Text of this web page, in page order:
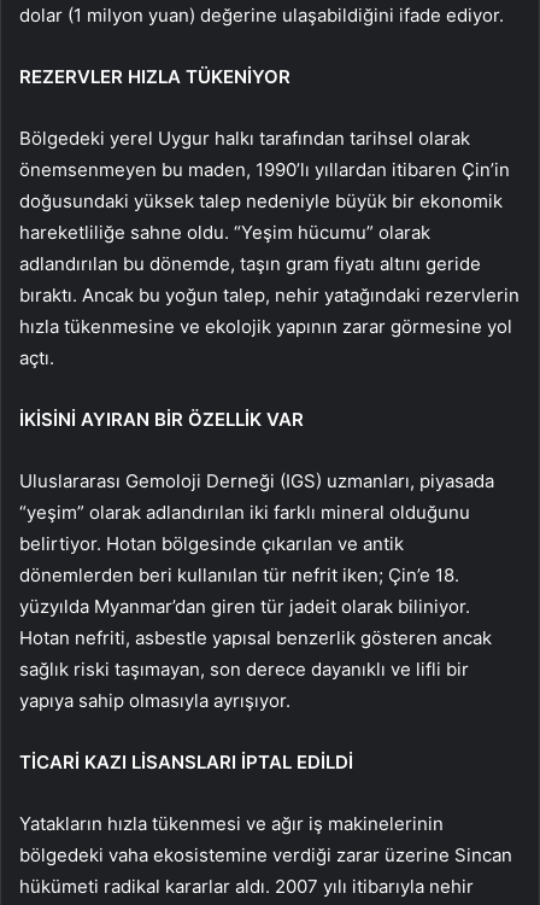
dolar (1 milyon yuan) değerine ulaşabildiğini ifade ediyor.
REZERVLER HIZLA TÜKENİYOR
Bölgedeki yerel Uygur halkı tarafından tarihsel olarak
önemsenmeyen bu maden, 1990’lı yıllardan itibaren Çin’in
doğusundaki yüksek talep nedeniyle büyük bir ekonomik
hareketliliğe sahne oldu. “Yeşim hücumu” olarak
adlandırılan bu dönemde, taşın gram fiyatı altını geride
bıraktı. Ancak bu yoğun talep, nehir yatağındaki rezervlerin
hızla tükenmesine ve ekolojik yapının zarar görmesine yol
açtı.
İKİSİNİ AYIRAN BİR ÖZELLİK VAR
Uluslararası Gemoloji Derneği (IGS) uzmanları, piyasada
“yeşim” olarak adlandırılan iki farklı mineral olduğunu
belirtiyor. Hotan bölgesinde çıkarılan ve antik
dönemlerden beri kullanılan tür nefrit iken; Çin’e 18.
yüzyılda Myanmar’dan giren tür jadeit olarak biliniyor.
Hotan nefriti, asbestle yapısal benzerlik gösteren ancak
sağlık riski taşımayan, son derece dayanıklı ve lifli bir
yapıya sahip olmasıyla ayrışıyor.
TİCARİ KAZI LİSANSLARI İPTAL EDİLDİ
Yatakların hızla tükenmesi ve ağır iş makinelerinin
bölgedeki vaha ekosistemine verdiği zarar üzerine Sincan
hükümeti radikal kararlar aldı. 2007 yılı itibarıyla nehir